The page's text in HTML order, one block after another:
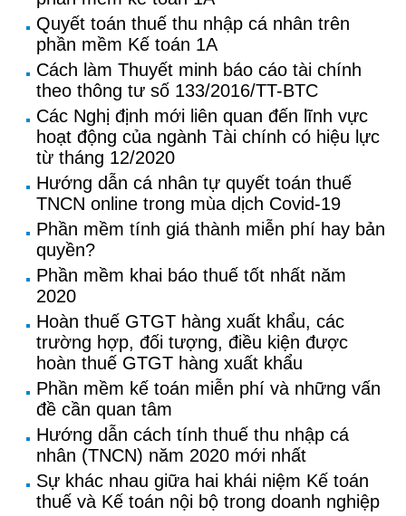
Quyết toán thuế thu nhập cá nhân trên
phần mềm Kế toán 1A
Cách làm Thuyết minh báo cáo tài chính
theo thông tư số 133/2016/TT-BTC
Các Nghị định mới liên quan đến lĩnh vực
hoạt động của ngành Tài chính có hiệu lực
từ tháng 12/2020
Hướng dẫn cá nhân tự quyết toán thuế
TNCN online trong mùa dịch Covid-19
Phần mềm tính giá thành miễn phí hay bản
quyền?
Phần mềm khai báo thuế tốt nhất năm
2020
Hoàn thuế GTGT hàng xuất khẩu, các
trường hợp, đối tượng, điều kiện được
hoàn thuế GTGT hàng xuất khẩu
Phần mềm kế toán miễn phí và những vấn
đề cần quan tâm
Hướng dẫn cách tính thuế thu nhập cá
nhân (TNCN) năm 2020 mới nhất
Sự khác nhau giữa hai khái niệm Kế toán
thuế và Kế toán nội bộ trong doanh nghiệp